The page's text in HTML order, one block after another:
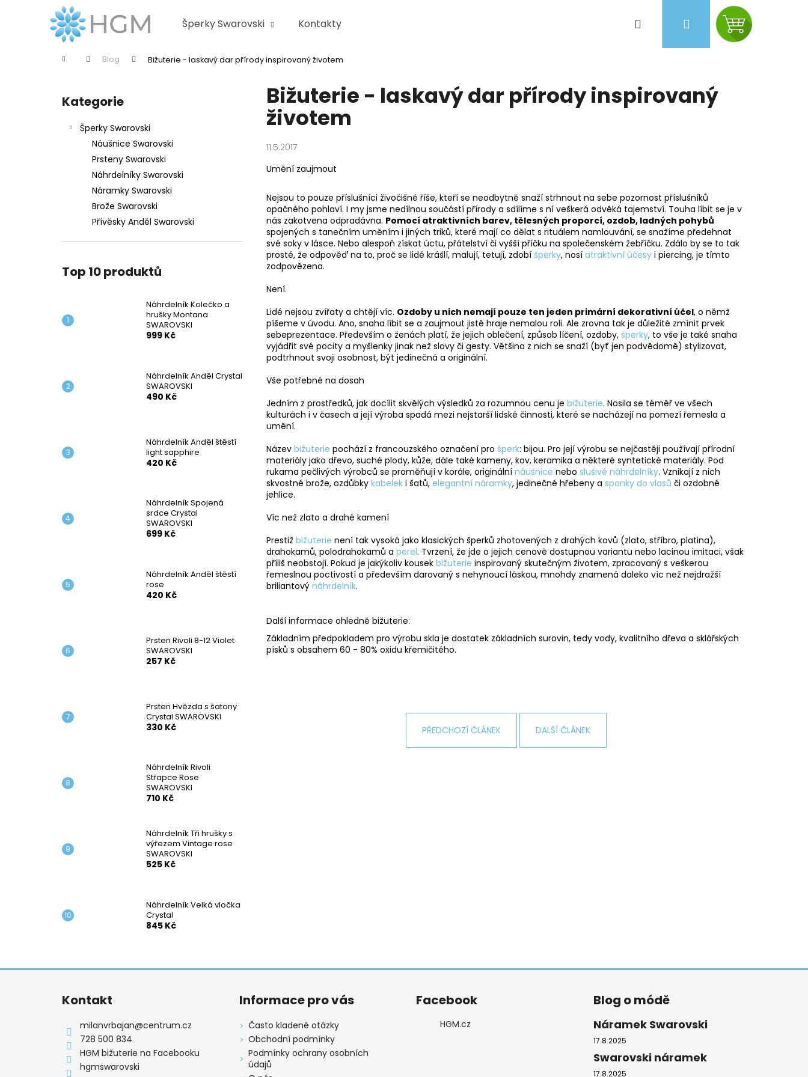
Šperky Swarovski Kontakty PřihlášeníNákupní
Domů Blog Bižuterie - laskavý dar přírody inspirovaný životem
Přeskočit
kategorie
Kategorie
Šperky Swarovski
Náušnice Swarovski
Prsteny Swarovski
Náhrdelníky Swarovski
Náramky Swarovski
Brože Swarovski
Přívěsky Anděl Swarovski
Top 10 produktů
Náhrdelník Kolečko a
hrušky Montana
SWAROVSKI
999 Kč
Náhrdelník Anděl Crystal
SWAROVSKI
490 Kč
Náhrdelník Anděl štěstí
light sapphire
420 Kč
Náhrdelník Spojená
srdce Crystal
SWAROVSKI
699 Kč
Náhrdelník Anděl štěstí
rose
420 Kč
Prsten Rivoli 8-12 Violet
SWAROVSKI
257 Kč
Prsten Hvězda s šatony
Crystal SWAROVSKI
330 Kč
Náhrdelník Rivoli
Střapce Rose
SWAROVSKI
710 Kč
Náhrdelník Tři hrušky s
výřezem Vintage rose
SWAROVSKI
525 Kč
Náhrdelník Velká vločka
Crystal
845 Kč
Bižuterie - laskavý dar přírody inspirovaný
životem
11.5.2017
Umění zaujmout
Nejsou to pouze příslušníci živočišné říše, kteří se neodbytně snaží strhnout na sebe pozornost příslušníků
opačného pohlaví. I my jsme nedílnou součástí přírody a sdílíme s ní veškerá odvěká tajemství. Touha líbit se je v
nás zakotvena odpradávna. Pomocí atraktivních barev, tělesných proporcí, ozdob, ladných pohybů
spojených s tanečním uměním i jiných triků, které mají co dělat s rituálem namlouvání, se snažíme předehnat
své soky v lásce. Nebo alespoň získat úctu, přátelství či vyšší příčku na společenském žebříčku. Zdálo by se to tak
prosté, že odpověď na to, proč se lidé krášlí, malují, tetují, zdobí šperky, nosí atraktivní účesy i piercing, je tímto
zodpovězena.
Není.
Lidé nejsou zvířaty a chtějí víc. Ozdoby u nich nemají pouze ten jeden primární dekorativní účel, o němž
píšeme v úvodu. Ano, snaha líbit se a zaujmout jistě hraje nemalou roli. Ale zrovna tak je důležité zmínit prvek
sebeprezentace. Především o ženách platí, že jejich oblečení, způsob líčení, ozdoby, šperky, to vše je také snaha
vyjádřit své pocity a myšlenky jinak než slovy či gesty. Většina z nich se snaží (byť jen podvědomě) stylizovat,
podtrhnout svoji osobnost, být jedinečná a originální.
Vše potřebné na dosah
Jedním z prostředků, jak docílit skvělých výsledků za rozumnou cenu je bižuterie. Nosila se téměř ve všech
kulturách i v časech a její výroba spadá mezi nejstarší lidské činnosti, které se nacházejí na pomezí řemesla a
umění.
Název bižuterie pochází z francouzského označení pro šperk: bijou. Pro její výrobu se nejčastěji používají přírodní
materiály jako dřevo, suché plody, kůže, dále také kameny, kov, keramika a některé syntetické materiály. Pod
rukama pečlivých výrobců se proměňují v korále, originální náušnice nebo slušivé náhrdelníky. Vznikají z nich
skvostné brože, ozdůbky kabelek i šatů, elegantní náramky, jedinečné hřebeny a sponky do vlasů či ozdobné
jehlice.
Víc než zlato a drahé kamení
Prestiž bižuterie není tak vysoká jako klasických šperků zhotovených z drahých kovů (zlato, stříbro, platina),
drahokamů, polodrahokamů a perel. Tvrzení, že jde o jejich cenově dostupnou variantu nebo lacinou imitaci, však
příliš neobstojí. Pokud je jakýkoliv kousek bižuterie inspirovaný skutečným životem, zpracovaný s veškerou
řemeslnou poctivostí a především darovaný s nehynoucí láskou, mnohdy znamená daleko víc než nejdražší
briliantový náhrdelník.
Další informace ohledně bižuterie:
Základním předpokladem pro výrobu skla je dostatek základních surovin, tedy vody, kvalitního dřeva a sklářských
písků s obsahem 60 - 80% oxidu křemičitého.
PŘEDCHOZÍ ČLÁNEK DALŠÍ ČLÁNEK
Zpět
Zpět
Co potřebujete najít?
HLEDAT
Doporučujeme
Následující
NÁHRDELNÍK KOLEČKO A HRUŠKY
MONTANA SWAROVSKI
NÁHRDELNÍK ANDĚL CRYSTAL
SWAROVSKI
Původně: 850 Kč Původně:699 Kč
Z
Kontakt
milanvrbajan@centrum.cz
728 500 834
HGM bižuterie na Facebooku
hgmswarovski
Informace pro vás
Často kladené otázky
Obchodní podmínky
Podmínky ochrany osobních
údajů
Facebook
HGM.cz
Blog o módě
Náramek Swarovski
17.8.2025
Swarovski náramek
17.8.2025